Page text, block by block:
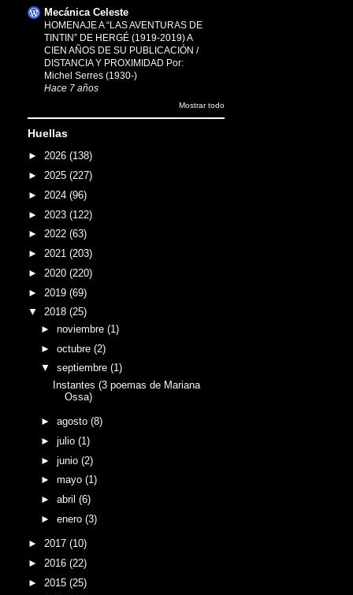
Mecánica Celeste
HOMENAJE A “LAS AVENTURAS DE
TINTIN” DE HERGÉ (1919-2019) A
CIEN AÑOS DE SU PUBLICACIÓN /
DISTANCIA Y PROXIMIDAD Por:
Michel Serres (1930-)
Hace 7 años
Mostrar todo
Huellas
► 2026 (138)
► 2025 (227)
► 2024 (96)
► 2023 (122)
► 2022 (63)
► 2021 (203)
► 2020 (220)
► 2019 (69)
▼ 2018 (25)
► noviembre (1)
► octubre (2)
▼ septiembre (1)
Instantes (3 poemas de Mariana
Ossa)
► agosto (8)
► julio (1)
► junio (2)
► mayo (1)
► abril (6)
► enero (3)
► 2017 (10)
► 2016 (22)
► 2015 (25)